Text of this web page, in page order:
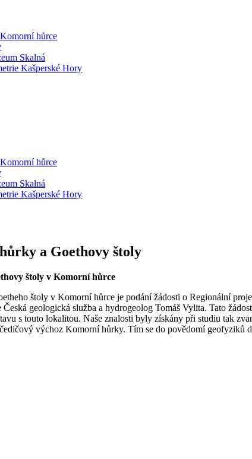
hůrce
Skalná
Kašperské Hory
hůrce
Skalná
Kašperské Hory
a Goethovy štoly
štoly v Komorní hůrce
štoly v Komorní hůrce je podání žádosti o Regionální
geologická služba a hydrogeolog Tomáš Vylita. Tato
s touto lokalitou. Naše znalosti byly získány při studiu tak
výchoz Komorní hůrky. Tím se do povědomí geofyziků